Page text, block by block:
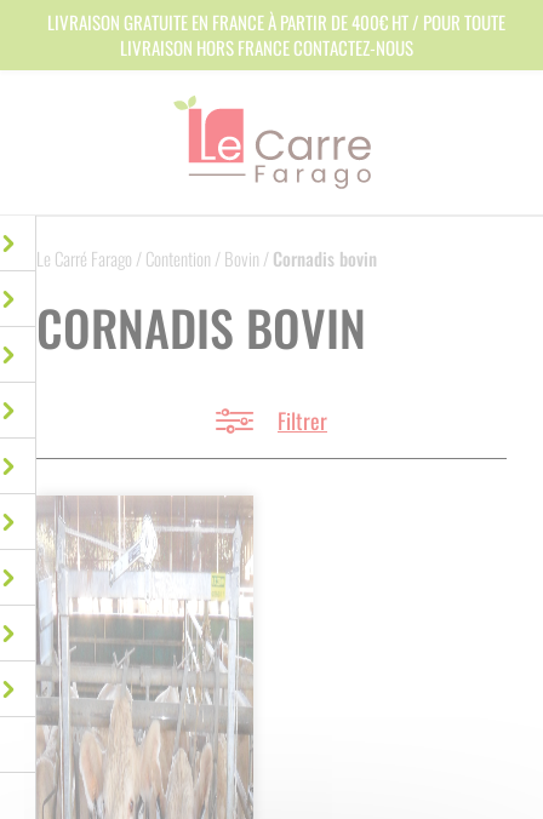
Le Carré Farago /Contention /Bovin /Cornadis bovin
CORNADIS BOVIN
Filtrer
LIVRAISON GRATUITE EN FRANCE À PARTIR DE 400€ HT / POUR TOUTE
LIVRAISON HORS FRANCE CONTACTEZ-NOUS
Panneau de gestion des cookies